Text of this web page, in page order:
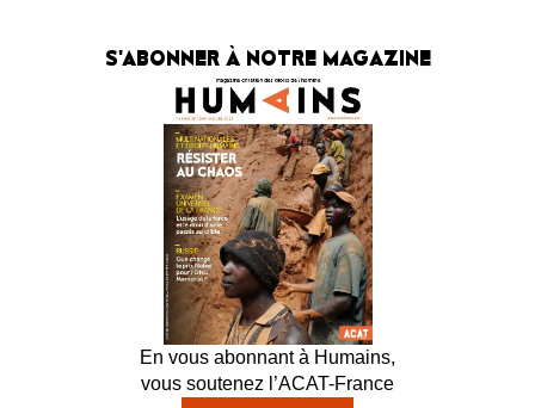
S'ABONNER À NOTRE MAGAZINE
En vous abonnant à Humains,
vous soutenez l’ACAT-France